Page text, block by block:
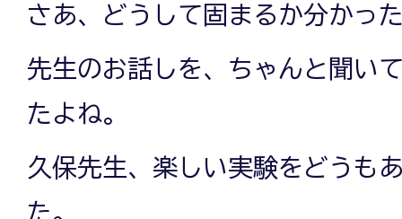
さあ、どうして固まるか分かっ
先生のお話しを、ちゃんと聞い
たよね。
久保先生、楽しい実験をどうも
た。